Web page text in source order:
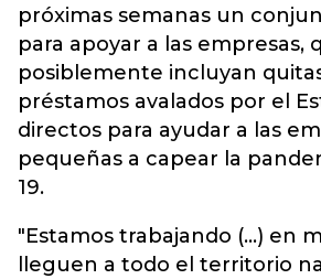
próximas semanas un
para apoyar a las empresas,
posiblemente incluyan
préstamos avalados por el
directos para ayudar a las
pequeñas a capear la
19.
"Estamos trabajando (...) en
lleguen a todo el territorio